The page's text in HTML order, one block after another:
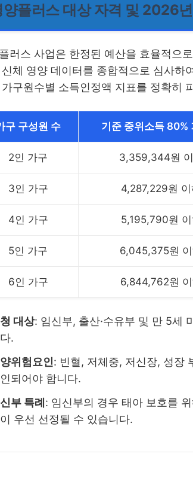
양플러스 대상 자격 및 2026
러스 사업은 한정된 예산을 효율적으
체 영양 데이터를 종합적으로 심사
구원수별 소득인정액 지표를 정확히
구 구성원 수 기준 중위소득 80%
2인 가구 3,359,344원
3인 가구 4,287,229원
4인 가구 5,195,790원
5인 가구 6,045,375원
6인 가구 6,844,762원
대상: 임신부, 출산·수유부 및 만 5세
.
위험요인: 빈혈, 저체중, 저신장, 성장
되어야 합니다.
부 특례 : 임신부의 경우 태아 보호를
우선 선정될 수 있습니다.